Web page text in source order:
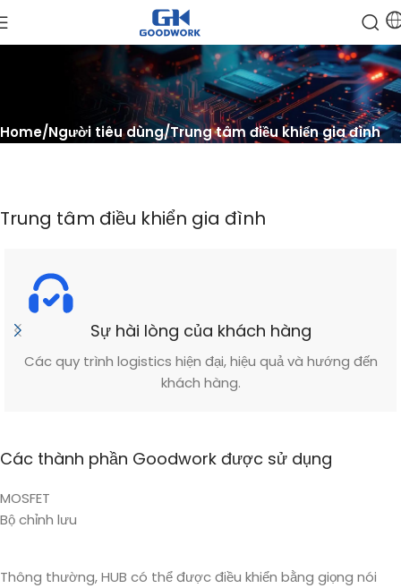
Home Người tiêu dùng Trung tâm điều khiển gia đình
Trung tâm điều khiển gia đình
Sự hài lòng của khách hàng
Các quy trình logistics hiện đại, hiệu quả và hướng đến
khách hàng.
Các thành phần Goodwork được sử dụng
MOSFET
Bộ chỉnh lưu
Thông thường, HUB có thể được điều khiển bằng giọng nói